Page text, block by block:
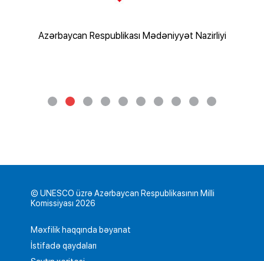
Azərbaycan Respublikası Mədəniyyət Nazirliyi
© UNESCO üzrə Azərbaycan Respublikasının Milli
Komissiyası 2026
Məxfilik haqqında bəyanat
İstifadə qaydaları